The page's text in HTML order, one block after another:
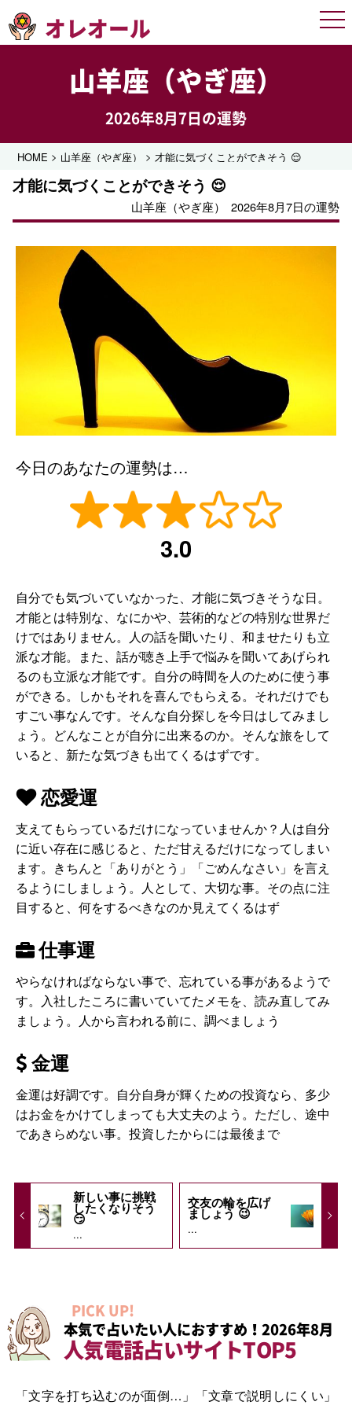
オレオール
山羊座（やぎ座）
2026年8月7日の運勢
HOME > 山羊座（やぎ座） > 才能に気づくことができそう 😌
才能に気づくことができそう 😌
山羊座（やぎ座） 2026年8月7日の運勢
今日のあなたの運勢は…
3.0
自分でも気づいていなかった、才能に気づきそうな日。
才能とは特別な、なにかや、芸術的などの特別な世界だ
けではありません。人の話を聞いたり、和ませたりも立
派な才能。また、話が聴き上手で悩みを聞いてあげられ
るのも立派な才能です。自分の時間を人のために使う事
ができる。しかもそれを喜んでもらえる。それだけでも
すごい事なんです。そんな自分探しを今日はしてみまし
ょう。どんなことが自分に出来るのか。そんな旅をして
いると、新たな気づきも出てくるはずです。
恋愛運
支えてもらっているだけになっていませんか？人は自分
に近い存在に感じると、ただ甘えるだけになってしまい
ます。きちんと「ありがとう」「ごめんなさい」を言え
るようにしましょう。人として、大切な事。その点に注
目すると、何をするべきなのか見えてくるはず
仕事運
やらなければならない事で、忘れている事があるようで
す。入社したころに書いていてたメモを、読み直してみ
ましょう。人から言われる前に、調べましょう
金運
金運は好調です。自分自身が輝くための投資なら、多少
はお金をかけてしまっても大丈夫のよう。ただし、途中
であきらめない事。投資したからには最後まで
新しい事に挑戦
したくなりそう
😏
...
交友の輪を広げ
ましょう 😉
...
PICK UP!
本気で占いたい人におすすめ！2026年8月
人気電話占いサイトTOP5
「文字を打ち込むのが面倒…」「文章で説明しにくい」